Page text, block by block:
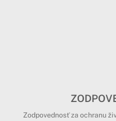
Zodpovednosť za ochranu